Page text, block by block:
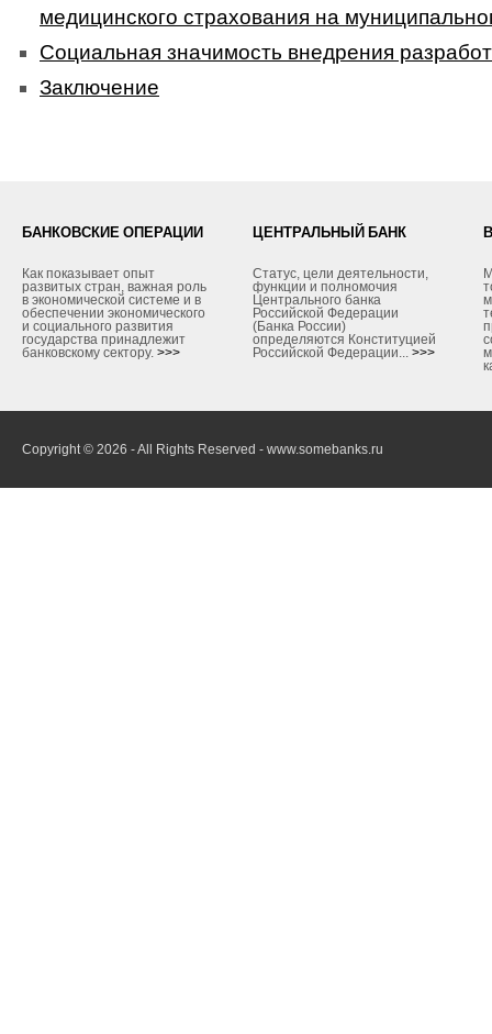
медицинского страхования на
Социальная значимость внедрения
Заключение
БАНКОВСКИЕ ОПЕРАЦИИ
Как показывает опыт
развитых стран, важная роль
в экономической системе и в
обеспечении экономического
и социального развития
государства принадлежит
банковскому сектору. >>>
ЦЕНТРАЛЬНЫЙ БАНК
Статус, цели деятельности,
функции и полномочия
Центрального банка
Российской Федерации
(Банка России)
определяются Конституцией
Российской Федерации... >>>
Copyright © 2026 - All Rights Reserved - www.somebanks.ru